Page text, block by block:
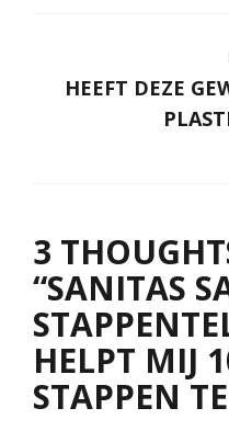
HEEFT DEZE
3
“SANITAS
HELPT MIJ
STAPPEN